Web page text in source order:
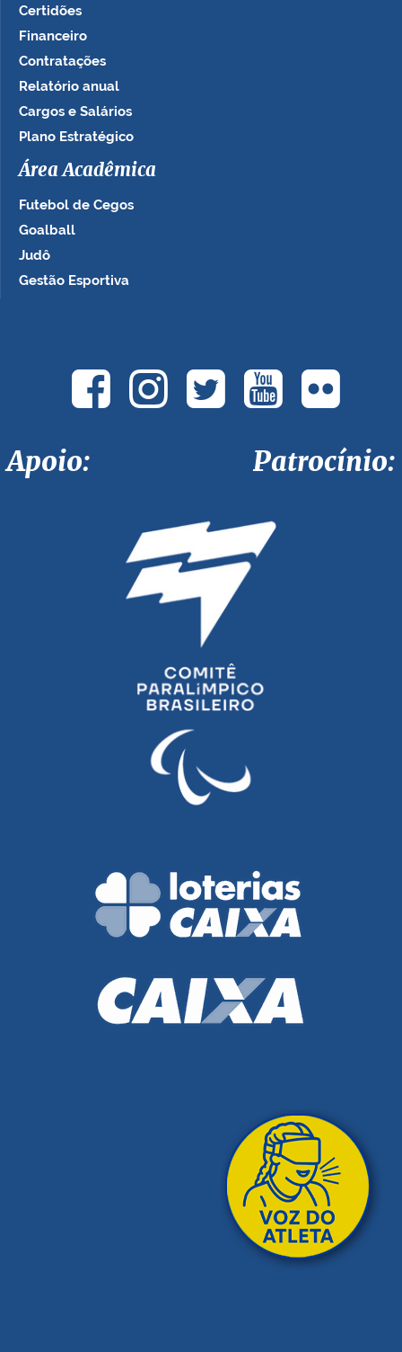
Certidões
Financeiro
Contratações
Relatório anual
Cargos e Salários
Plano Estratégico
Área Acadêmica
Futebol de Cegos
Goalball
Judô
Gestão Esportiva
Apoio: Patrocínio: